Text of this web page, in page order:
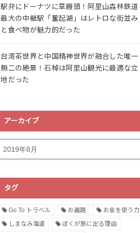
駅弁にドーナツに草饅頭！阿里山森林鉄道
最大の中継駅「奮起湖」はレトロな街並み
と食べ物が魅力的だった
台湾茶世界と中国精神世界が融合した唯一
無二の絶景！石棹は阿里山観光に最適な立
地だった
アーカイブ
タグ
Go To トラベル お遍路
お金を使う力
しまなみ海道
ぼくが旅に出る理由